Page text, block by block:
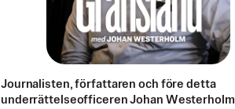
Journalisten, författaren och före detta
underrättelseofficeren Johan Westerholm